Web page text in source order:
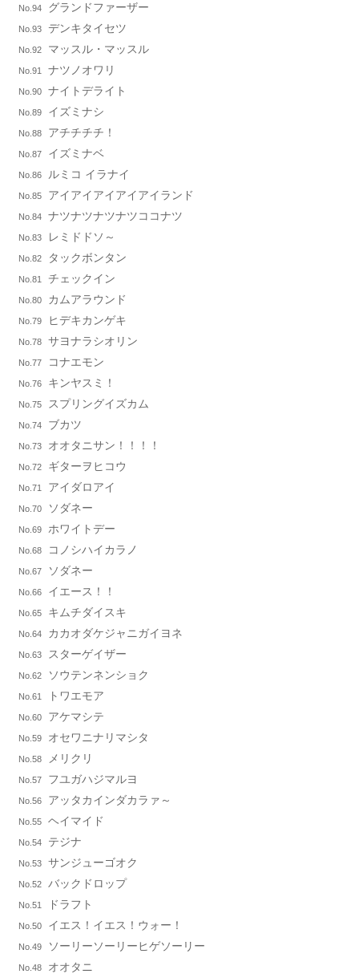
No.94 グランドファーザー
No.93 デンキタイセツ
No.92 マッスル・マッスル
No.91 ナツノオワリ
No.90 ナイトデライト
No.89 イズミナシ
No.88 アチチチチ！
No.87 イズミナベ
No.86 ルミコ イラナイ
No.85 アイアイアイアイアイランド
No.84 ナツナツナツナツココナツ
No.83 レミドドソ～
No.82 タックボンタン
No.81 チェックイン
No.80 カムアラウンド
No.79 ヒデキカンゲキ
No.78 サヨナラシオリン
No.77 コナエモン
No.76 キンヤスミ！
No.75 スプリングイズカム
No.74 ブカツ
No.73 オオタニサン！！！！
No.72 ギターヲヒコウ
No.71 アイダロアイ
No.70 ソダネー
No.69 ホワイトデー
No.68 コノシハイカラノ
No.67 ソダネー
No.66 イエース！！
No.65 キムチダイスキ
No.64 カカオダケジャニガイヨネ
No.63 スターゲイザー
No.62 ソウテンネンショク
No.61 トワエモア
No.60 アケマシテ
No.59 オセワニナリマシタ
No.58 メリクリ
No.57 フユガハジマルヨ
No.56 アッタカインダカラァ～
No.55 ヘイマイド
No.54 テジナ
No.53 サンジューゴオク
No.52 バックドロップ
No.51 ドラフト
No.50 イエス！イエス！ウォー！
No.49 ソーリーソーリーヒゲソーリー
No.48 オオタニ